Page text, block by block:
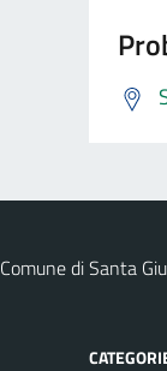
Comune di Santa